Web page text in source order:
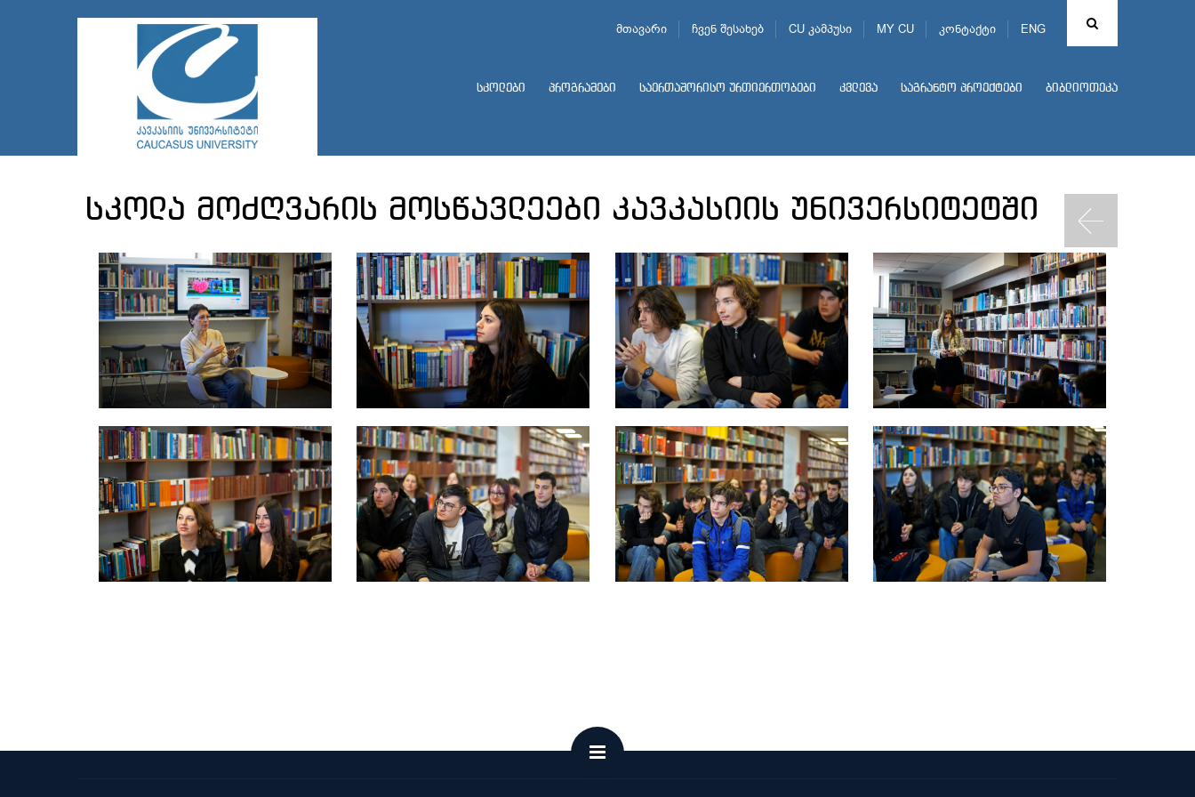
ENG
მთავარი ჩვენ შესახებ CU კამპუსი MY CU კონტაქტი
სკოლები პროგრამები საერთაშორისო ურთიერთობები კვლევა საგრანტო პროექტები ბიბლიოთეკა
სკოლა მოძღვარის მოსწავლეები კავკასიის უნივერსიტეტში